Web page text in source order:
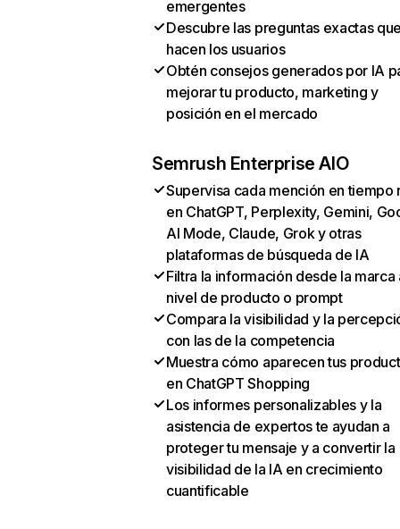
emergentes
Descubre las preguntas exactas
hacen los usuarios
Obtén consejos generados por IA
mejorar tu producto, marketing y
posición en el mercado
Semrush Enterprise AIO
Supervisa cada mención en tiempo
en ChatGPT, Perplexity, Gemini,
AI Mode, Claude, Grok y otras
plataformas de búsqueda de IA
Filtra la información desde la marca
nivel de producto o prompt
Compara la visibilidad y la
con las de la competencia
Muestra cómo aparecen tus
en ChatGPT Shopping
Los informes personalizables y la
asistencia de expertos te ayudan a
proteger tu mensaje y a convertir la
visibilidad de la IA en crecimiento
cuantificable